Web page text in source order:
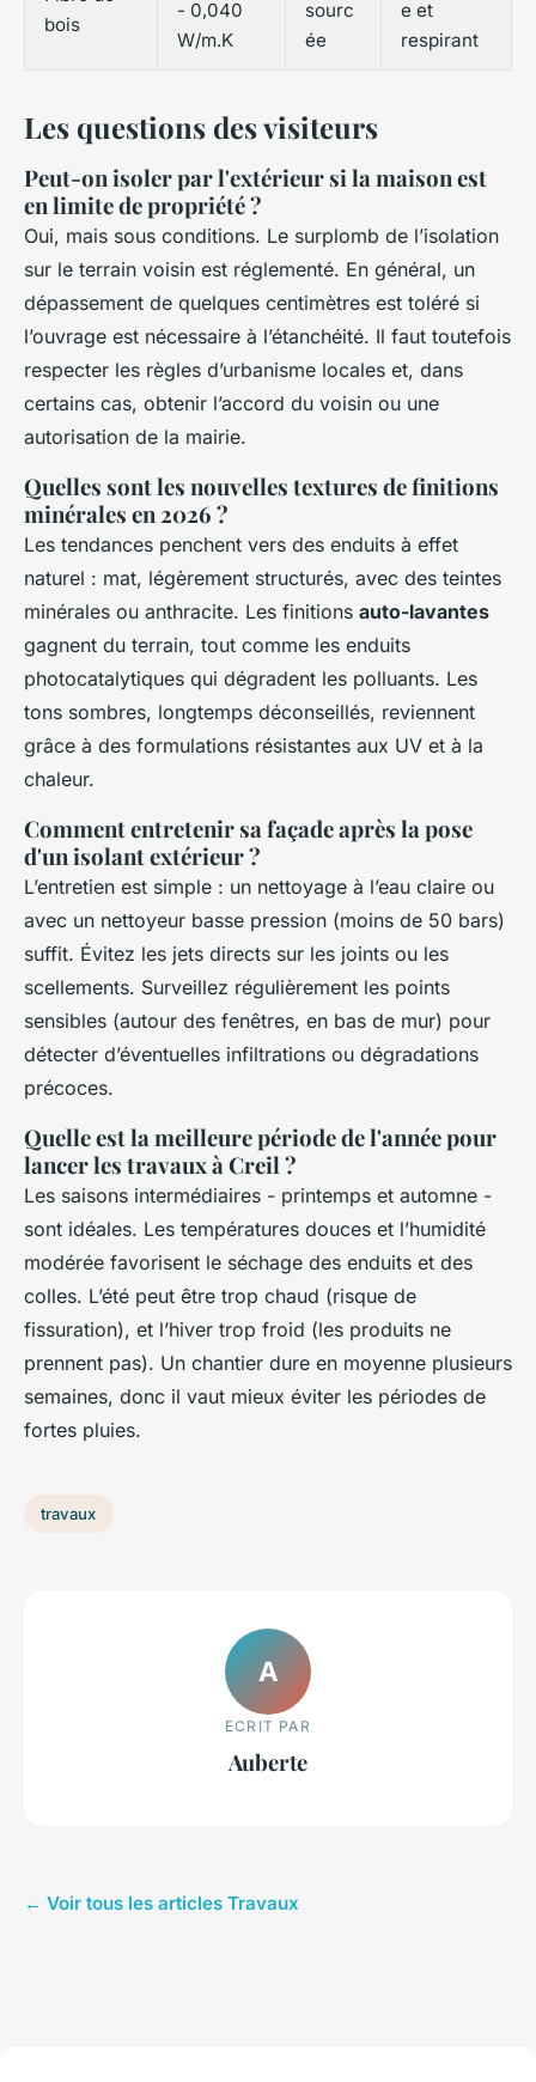
bois
- 0,040
W/m.K
sourc
ée
e et
respirant
Les questions des visiteurs
Peut-on isoler par l'extérieur si la maison est
en limite de propriété ?
Oui, mais sous conditions. Le surplomb de l’isolation
sur le terrain voisin est réglementé. En général, un
dépassement de quelques centimètres est toléré si
l’ouvrage est nécessaire à l’étanchéité. Il faut toutefois
respecter les règles d’urbanisme locales et, dans
certains cas, obtenir l’accord du voisin ou une
autorisation de la mairie.
Quelles sont les nouvelles textures de finitions
minérales en 2026 ?
Les tendances penchent vers des enduits à effet
naturel : mat, légèrement structurés, avec des teintes
minérales ou anthracite. Les finitions auto-lavantes
gagnent du terrain, tout comme les enduits
photocatalytiques qui dégradent les polluants. Les
tons sombres, longtemps déconseillés, reviennent
grâce à des formulations résistantes aux UV et à la
chaleur.
Comment entretenir sa façade après la pose
d'un isolant extérieur ?
L’entretien est simple : un nettoyage à l’eau claire ou
avec un nettoyeur basse pression (moins de 50 bars)
suffit. Évitez les jets directs sur les joints ou les
scellements. Surveillez régulièrement les points
sensibles (autour des fenêtres, en bas de mur) pour
détecter d’éventuelles infiltrations ou dégradations
précoces.
Quelle est la meilleure période de l'année pour
lancer les travaux à Creil ?
Les saisons intermédiaires - printemps et automne -
sont idéales. Les températures douces et l’humidité
modérée favorisent le séchage des enduits et des
colles. L’été peut être trop chaud (risque de
fissuration), et l’hiver trop froid (les produits ne
prennent pas). Un chantier dure en moyenne plusieurs
semaines, donc il vaut mieux éviter les périodes de
fortes pluies.
travaux
A
ECRIT PAR
Auberte
← Voir tous les articles Travaux